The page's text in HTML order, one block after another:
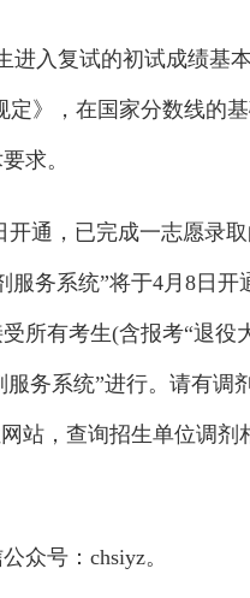
入复试的初试成绩基
》，在国家分数线的
求。
通，已完成一志愿录
务系统”将于4月8日开
所有考生(含报考“退役
务系统”进行。请有调
站，查询招生单位调剂
众号：chsiyz。